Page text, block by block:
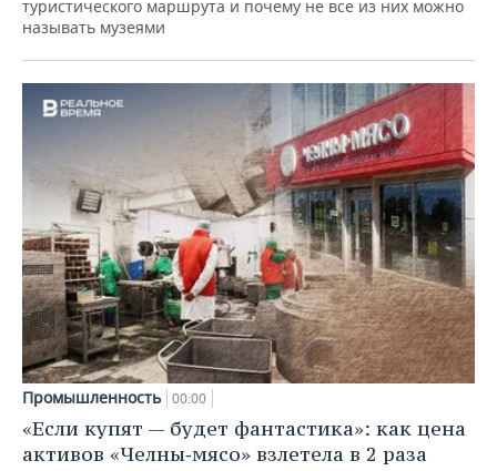
туристического маршрута и почему не все из них можно
называть музеями
Промышленность 00:00
«Если купят — будет фантастика»: как цена
активов «Челны‑мясо» взлетела в 2 раза